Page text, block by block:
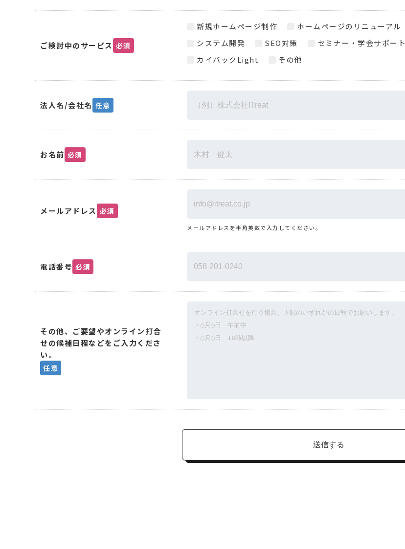
ご検討中のサービス 必須
新規ホームページ制作 ホームページのリニューアル
システム開発
SEO対策 セミナー・学会サポート
カイパックLight
その他
法人名/会社名 任意
お名前 必須
メールアドレス 必須
メールアドレスを半角英数で入力してください。
電話番号 必須
その他、ご要望やオンライン打合
せの候補日程などをご入力くださ
い。
任意